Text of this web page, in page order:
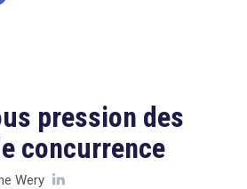
pression des
concurrence
Wery